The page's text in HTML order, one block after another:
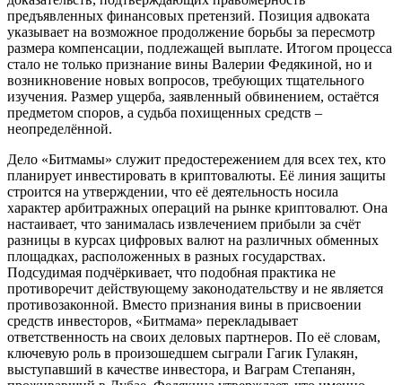
предъявленных финансовых претензий. Позиция адвоката
указывает на возможное продолжение борьбы за пересмотр
размера компенсации, подлежащей выплате. Итогом процесса
стало не только признание вины Валерии Федякиной, но и
возникновение новых вопросов, требующих тщательного
изучения. Размер ущерба, заявленный обвинением, остаётся
предметом споров, а судьба похищенных средств –
неопределённой.
Дело «Битмамы» служит предостережением для всех тех, кто
планирует инвестировать в криптовалюты. Её линия защиты
строится на утверждении, что её деятельность носила
характер арбитражных операций на рынке криптовалют. Она
настаивает, что занималась извлечением прибыли за счёт
разницы в курсах цифровых валют на различных обменных
площадках, расположенных в разных государствах.
Подсудимая подчёркивает, что подобная практика не
противоречит действующему законодательству и не является
противозаконной. Вместо признания вины в присвоении
средств инвесторов, «Битмама» перекладывает
ответственность на своих деловых партнеров. По её словам,
ключевую роль в произошедшем сыграли Гагик Гулакян,
выступавший в качестве инвестора, и Ваграм Степанян,